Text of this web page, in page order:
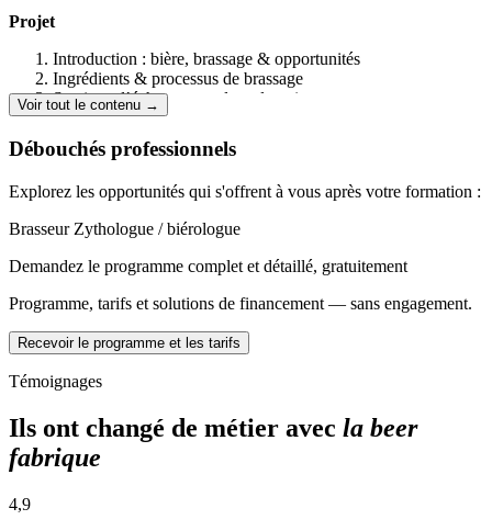
accompagner dans votre projet (recherche d'emploi, recherche de
matériel pour votre brasserie, brassage à façon, etc.)
Projet
Introduction : bière, brassage & opportunités
Ingrédients & processus de brassage
Sessions d’échanges sur les e-learnings
Visite de brasseries
Élaboration d’une recette de bière
Elaboration d’un brassin de 20L en brasserie
Matériel de brassage
Examen pour valider bloc de compétences UCT du BP
Industries Alimentaires : « Conduire une ligne de fabrication
ou de conditionnement de produits alimentaires ».
Voir tout le contenu →
Débouchés professionnels
Explorez les opportunités qui s'offrent à vous après votre formation :
Brasseur Zythologue / biérologue
Demandez le programme complet et détaillé, gratuitement
Programme, tarifs et solutions de financement — sans engagement.
Recevoir le programme et les tarifs
Témoignages
Ils ont changé de métier avec la beer
fabrique
4,9